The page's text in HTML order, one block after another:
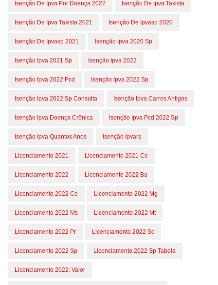
Isenção De Ipva Por Doença 2022 Isenção De Ipva Taxista
Isenção De Ipva Taxista 2021 Isenção De Ipvasp 2020
Isenção De Ipvasp 2021 Isenção Ipva 2020 Sp
Isenção Ipva 2021 Sp Isenção Ipva 2022
Isenção Ipva 2022 Pcd Isenção Ipva 2022 Sp
Isenção Ipva 2022 Sp Consulta Isenção Ipva Carros Antigos
Isenção Ipva Doença Crônica Isenção Ipva Pcd 2022 Sp
Isenção Ipva Quantos Anos Isenção Ipvars
Licenciamento 2021 Licenciamento 2021 Ce
Licenciamento 2022 Licenciamento 2022 Ba
Licenciamento 2022 Ce Licenciamento 2022 Mg
Licenciamento 2022 Ms Licenciamento 2022 Mt
Licenciamento 2022 Pr Licenciamento 2022 Sc
Licenciamento 2022 Sp Licenciamento 2022 Sp Tabela
Licenciamento 2022: Valor